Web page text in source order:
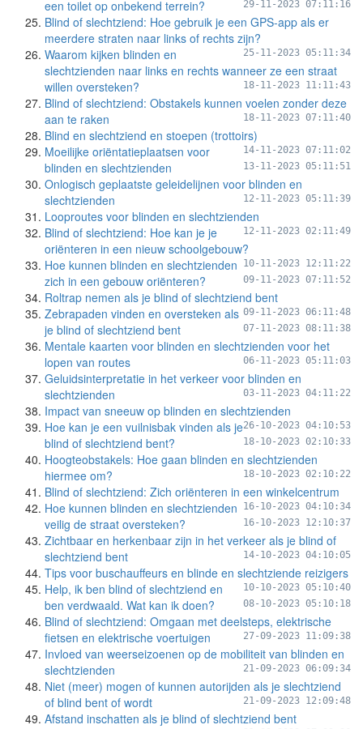
een toilet op onbekend terrein?
29-11-2023 07:11:16
Blind of slechtziend: Hoe gebruik je een GPS-app als er
meerdere straten naar links of rechts zijn?
25-11-2023 05:11:34
Waarom kijken blinden en
slechtzienden naar links en rechts wanneer ze een straat
willen oversteken?
18-11-2023 11:11:43
Blind of slechtziend: Obstakels kunnen voelen zonder deze
aan te raken
18-11-2023 07:11:40
Blind en slechtziend en stoepen (trottoirs)
14-11-2023 07:11:02
Moeilijke oriëntatieplaatsen voor
blinden en slechtzienden
13-11-2023 05:11:51
Onlogisch geplaatste geleidelijnen voor blinden en
slechtzienden
12-11-2023 05:11:39
Looproutes voor blinden en slechtzienden
12-11-2023 02:11:49
Blind of slechtziend: Hoe kan je je
oriënteren in een nieuw schoolgebouw?
10-11-2023 12:11:22
Hoe kunnen blinden en slechtzienden
zich in een gebouw oriënteren?
09-11-2023 07:11:52
Roltrap nemen als je blind of slechtziend bent
09-11-2023 06:11:48
Zebrapaden vinden en oversteken als
je blind of slechtziend bent
07-11-2023 08:11:38
Mentale kaarten voor blinden en slechtzienden voor het
lopen van routes
06-11-2023 05:11:03
Geluidsinterpretatie in het verkeer voor blinden en
slechtzienden
03-11-2023 04:11:22
Impact van sneeuw op blinden en slechtzienden
26-10-2023 04:10:53
Hoe kan je een vuilnisbak vinden als je
blind of slechtziend bent?
18-10-2023 02:10:33
Hoogteobstakels: Hoe gaan blinden en slechtzienden
hiermee om?
18-10-2023 02:10:22
Blind of slechtziend: Zich oriënteren in een winkelcentrum
16-10-2023 04:10:34
Hoe kunnen blinden en slechtzienden
veilig de straat oversteken?
16-10-2023 12:10:37
Zichtbaar en herkenbaar zijn in het verkeer als je blind of
slechtziend bent
14-10-2023 04:10:05
Tips voor buschauffeurs en blinde en slechtziende reizigers
10-10-2023 05:10:40
Help, ik ben blind of slechtziend en
ben verdwaald. Wat kan ik doen?
08-10-2023 05:10:18
Blind of slechtziend: Omgaan met deelsteps, elektrische
fietsen en elektrische voertuigen
27-09-2023 11:09:38
Invloed van weerseizoenen op de mobiliteit van blinden en
slechtzienden
21-09-2023 06:09:34
Niet (meer) mogen of kunnen autorijden als je slechtziend
of blind bent of wordt
21-09-2023 12:09:48
Afstand inschatten als je blind of slechtziend bent